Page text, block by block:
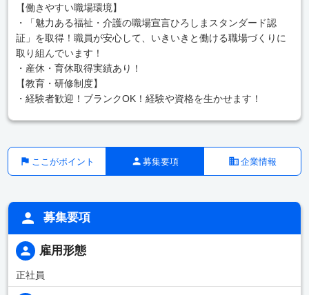
【働きやすい職場環境】
・「魅力ある福祉・介護の職場宣言ひろしまスタンダード認
証」を取得！職員が安心して、いきいきと働ける職場づくりに
取り組んでいます！
・産休・育休取得実績あり！
【教育・研修制度】
・経験者歓迎！ブランクOK！経験や資格を生かせます！
ここがポイント 募集要項 企業情報
募集要項
雇用形態
正社員